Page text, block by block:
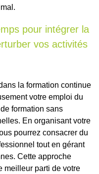
pour intégrer la
vos activités
la formation continue
votre emploi du
formation sans
En organisant votre
pourrez consacrer du
tout en gérant
Cette approche
meilleur parti de votre